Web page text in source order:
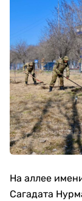
На аллее
Сагадата